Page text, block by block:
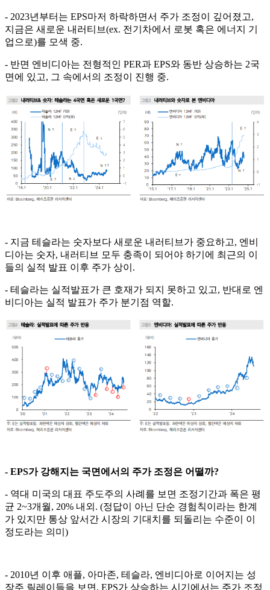
- 2023년부터는 EPS마저 하락하면서 주가 조정이 깊어졌고,
지금은 새로운 내러티브(ex. 전기차에서 로봇 혹은 에너지 기
업으로)를 모색 중.
- 반면 엔비디아는 전형적인 PER과 EPS와 동반 상승하는 2국
면에 있고, 그 속에서의 조정이 진행 중.
- 지금 테슬라는 숫자보다 새로운 내러티브가 중요하고, 엔비
디아는 숫자, 내러티브 모두 충족이 되어야 하기에 최근의 이
들의 실적 발표 이후 주가 상이.
- 테슬라는 실적발표가 큰 호재가 되지 못하고 있고, 반대로 엔
비디아는 실적 발표가 주가 분기점 역할.
- EPS가 강해지는 국면에서의 주가 조정은 어떨까?
- 역대 미국의 대표 주도주의 사례를 보면 조정기간과 폭은 평
균 2~3개월, 20% 내외. (정답이 아닌 단순 경험칙이라는 한계
가 있지만 통상 앞서간 시장의 기대치를 되돌리는 수준이 이
정도라는 의미)
- 2010년 이후 애플, 아마존, 테슬라, 엔비디아로 이어지는 성
장주 릴레이들을 보면, EPS가 상승하는 시기에서는 주가 조정